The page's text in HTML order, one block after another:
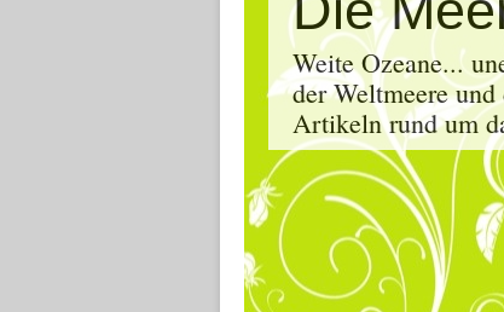
Weite Ozeane...
der Weltmeere und
Artikeln rund um